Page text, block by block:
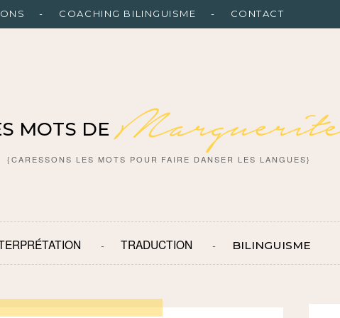
COACHING BILINGUISME CONTACT
MOTS DE Marguerite
{CARESSONS LES MOTS POUR FAIRE DANSER LES LANGUES}
TRADUCTION BILINGUISME